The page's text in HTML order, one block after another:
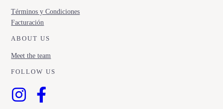
Términos y Condiciones
Facturación
ABOUT US
Meet the team
FOLLOW US